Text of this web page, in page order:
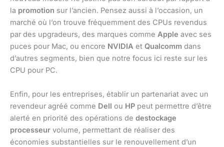
la promotion sur l’ancien. Pensez aussi à l’occasion, un
marché où l’on trouve fréquemment des CPUs revendus
par des upgradeurs, des marques comme Apple avec ses
puces pour Mac, ou encore NVIDIA et Qualcomm dans
d’autres segments, bien que notre focus ici reste sur les
CPU pour PC.
Enfin, pour les entreprises, établir un partenariat avec un
revendeur agréé comme Dell ou HP peut permettre d’être
alerté en priorité des opérations de destockage
processeur volume, permettant de réaliser des
économies substantielles sur le renouvellement d’un